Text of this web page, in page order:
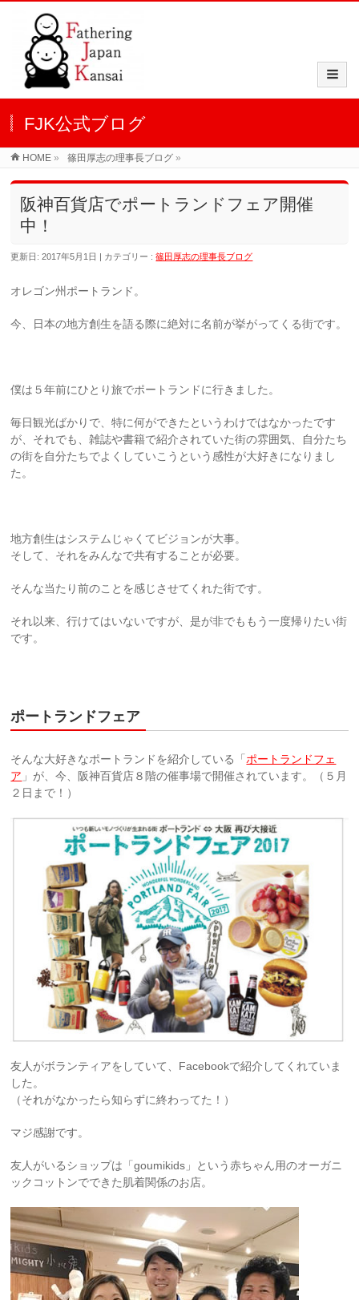
FJK公式ブログ
HOME » 篠田厚志の理事長ブログ »
阪神百貨店でポートランドフェア開催
中！
更新日: 2017年5月1日 カテゴリー :篠田厚志の理事長ブログ
オレゴン州ポートランド。
今、日本の地方創生を語る際に絶対に名前が挙がってくる街です。
僕は５年前にひとり旅でポートランドに行きました。
毎日観光ばかりで、特に何ができたというわけではなかったです
が、それでも、雑誌や書籍で紹介されていた街の雰囲気、自分たち
の街を自分たちでよくしていこうという感性が大好きになりまし
た。
地方創生はシステムじゃくてビジョンが大事。
そして、それをみんなで共有することが必要。
そんな当たり前のことを感じさせてくれた街です。
それ以来、行けてはいないですが、是が非でももう一度帰りたい街
です。
ポートランドフェア
そんな大好きなポートランドを紹介している「 ポートランドフェ
ア 」が、今、阪神百貨店８階の催事場で開催されています。（５月
２日まで！）
友人がボランティアをしていて、Facebookで紹介してくれていま
した。
（それがなかったら知らずに終わってた！）
マジ感謝です。
友人がいるショップは「goumikids」という赤ちゃん用のオーガニ
ックコットンでできた肌着関係のお店。